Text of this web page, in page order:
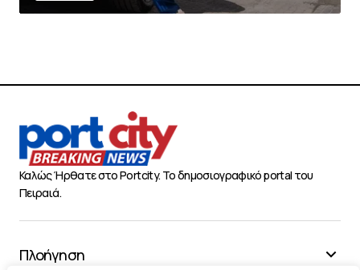
Καλώς Ήρθατε στο Portcity. Το δημοσιογραφικό portal του
Πειραιά.
Πλοήγηση